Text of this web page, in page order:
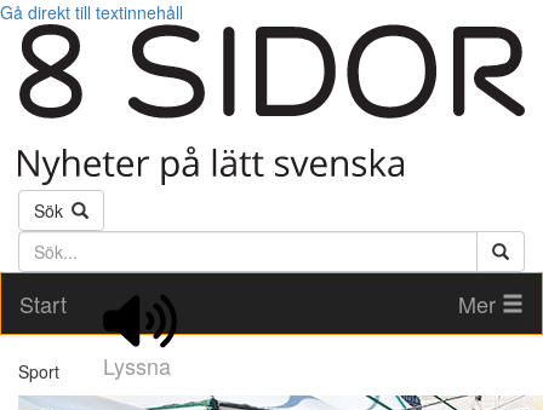
Gå direkt till textinnehåll
Sök
Söktext
Start
Lyssna
Mer
Sport